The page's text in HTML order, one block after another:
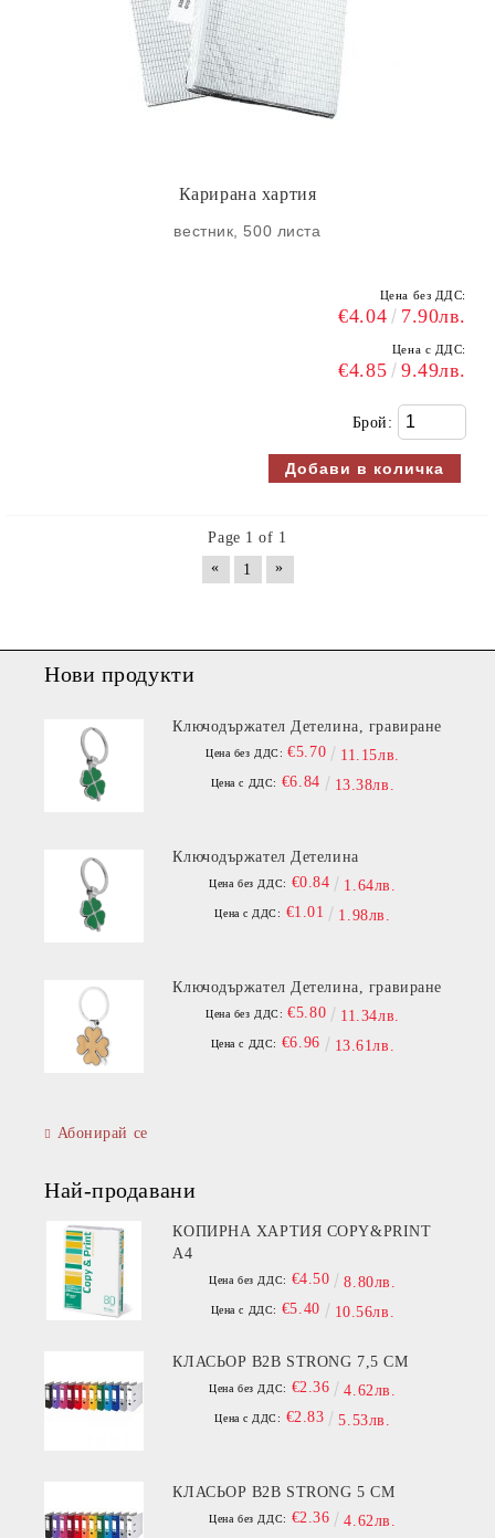
Карирана хартия
вестник, 500 листа
Цена без ДДС:
€4.04 7.90лв.
Цена с ДДС:
€4.85 9.49лв.
Брой:
Page 1 of 1
«
1 »
Нови продукти
Ключодържател Детелина, гравиране
Цена без ДДС: €5.70 11.15лв.
Цена с ДДС: €6.84 13.38лв.
Ключодържател Детелина
Цена без ДДС: €0.84 1.64лв.
Цена с ДДС: €1.01 1.98лв.
Ключодържател Детелина, гравиране
Цена без ДДС: €5.80 11.34лв.
Цена с ДДС: €6.96 13.61лв.
Абонирай се
Най-продавани
КОПИРНА ХАРТИЯ COPY&PRINT
A4
Цена без ДДС: €4.50 8.80лв.
Цена с ДДС: €5.40 10.56лв.
КЛАСЬОР B2B STRONG 7,5 СМ
Цена без ДДС: €2.36 4.62лв.
Цена с ДДС: €2.83 5.53лв.
КЛАСЬОР B2B STRONG 5 СМ
Цена без ДДС: €2.36 4.62лв.